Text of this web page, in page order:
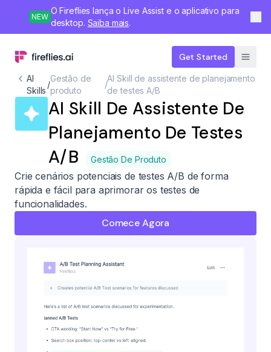
NEW
O Fireflies lança o Live Assist e o aplicativo para
desktop. Saiba mais.
Get Started
AI
Skills
/
Gestão de
produto
/
AI Skill de assistente de planejamento
de testes A/B
AI Skill De Assistente De
Planejamento De Testes
A/B
Gestão De Produto
Crie cenários potenciais de testes A/B de forma
rápida e fácil para aprimorar os testes de
funcionalidades.
Comece Agora